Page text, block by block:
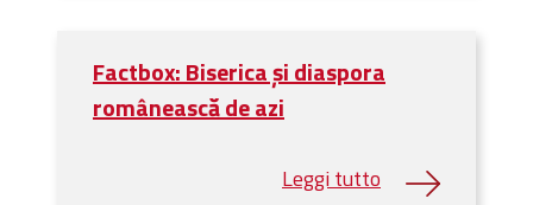
Lectura Lunii
Prezentarea
Factbox: Biserica și diaspora
românească de azi